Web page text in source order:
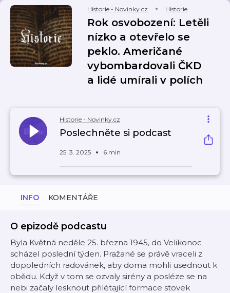
Historie - Novinky.cz Historie
Rok osvobození: Letěli
nízko a otevřelo se
peklo. Američané
vybombardovali ČKD
a lidé umírali v polích
Historie - Novinky.cz
Poslechněte si podcast
25. 3. 2025 6 min
INFO KOMENTÁŘE
O epizodě podcastu
Byla Květná neděle 25. března 1945, do Velikonoc
scházel poslední týden. Pražané se právě vraceli z
dopoledních radovánek, aby doma mohli usednout k
obědu. Když v tom se ozvaly sirény a posléze se na
nebi začaly lesknout přilétající formace stovek